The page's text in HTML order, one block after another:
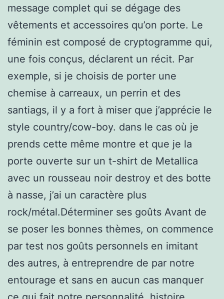
message complet qui se dégage des
vêtements et accessoires qu’on porte. Le
féminin est composé de cryptogramme qui,
une fois conçus, déclarent un récit. Par
exemple, si je choisis de porter une
chemise à carreaux, un perrin et des
santiags, il y a fort à miser que j’apprécie le
style country/cow-boy. dans le cas où je
prends cette même montre et que je la
porte ouverte sur un t-shirt de Metallica
avec un rousseau noir destroy et des botte
à nasse, j’ai un caractère plus
rock/métal.Déterminer ses goûts Avant de
se poser les bonnes thèmes, on commence
par test nos goûts personnels en imitant
des autres, à entreprendre de par notre
entourage et sans en aucun cas manquer